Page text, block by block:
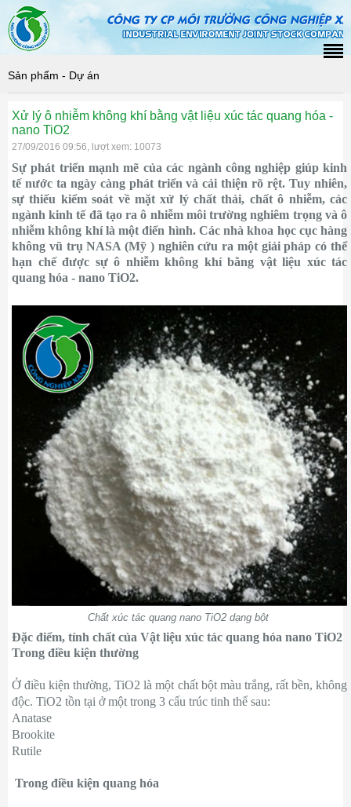
Sản phẩm - Dự án
Xử lý ô nhiễm không khí bằng vật liệu xúc tác quang hóa -
nano TiO2
27/09/2016 09:56, lượt xem: 10073
Sự phát triển mạnh mẽ của các ngành công nghiệp giúp kinh
tế nước ta ngày càng phát triển và cải thiện rõ rệt. Tuy nhiên,
sự thiếu kiểm soát về mặt xử lý chất thải, chất ô nhiễm, các
ngành kinh tế đã tạo ra ô nhiễm môi trường nghiêm trọng và ô
nhiễm không khí là một điển hình. Các nhà khoa học cục hàng
không vũ trụ NASA (Mỹ ) nghiên cứu ra một giải pháp có thể
hạn chế được sự ô nhiễm không khí bằng vật liệu xúc tác
quang hóa - nano TiO2.
Chất xúc tác quang nano TiO2 dạng bột
Đặc điểm, tính chất của Vật liệu xúc tác quang hóa nano TiO2
Trong điều kiện thường
Ở điều kiện thường, TiO2 là một chất bột màu trắng, rất bền, không
độc. TiO2 tồn tại ở một trong 3 cấu trúc tinh thể sau:
Anatase
Brookite
Rutile
Trong điều kiện quang hóa